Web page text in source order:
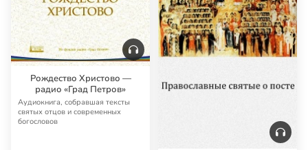
Рождество Христово —
радио «Град Петров»
Аудиокнига, собравшая тексты
святых отцов и современных
богословов